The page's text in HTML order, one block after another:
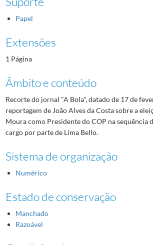
Papel
Extensões
1 Página
Âmbito e conteúdo
Recorte do jornal "A Bola", datado de 17 de
reportagem de João Alves da Costa sobre a
Moura como Presidente do COP na sequência
cargo por parte de Lima Bello.
Sistema de organização
Numérico
Estado de conservação
Manchado
Razoável